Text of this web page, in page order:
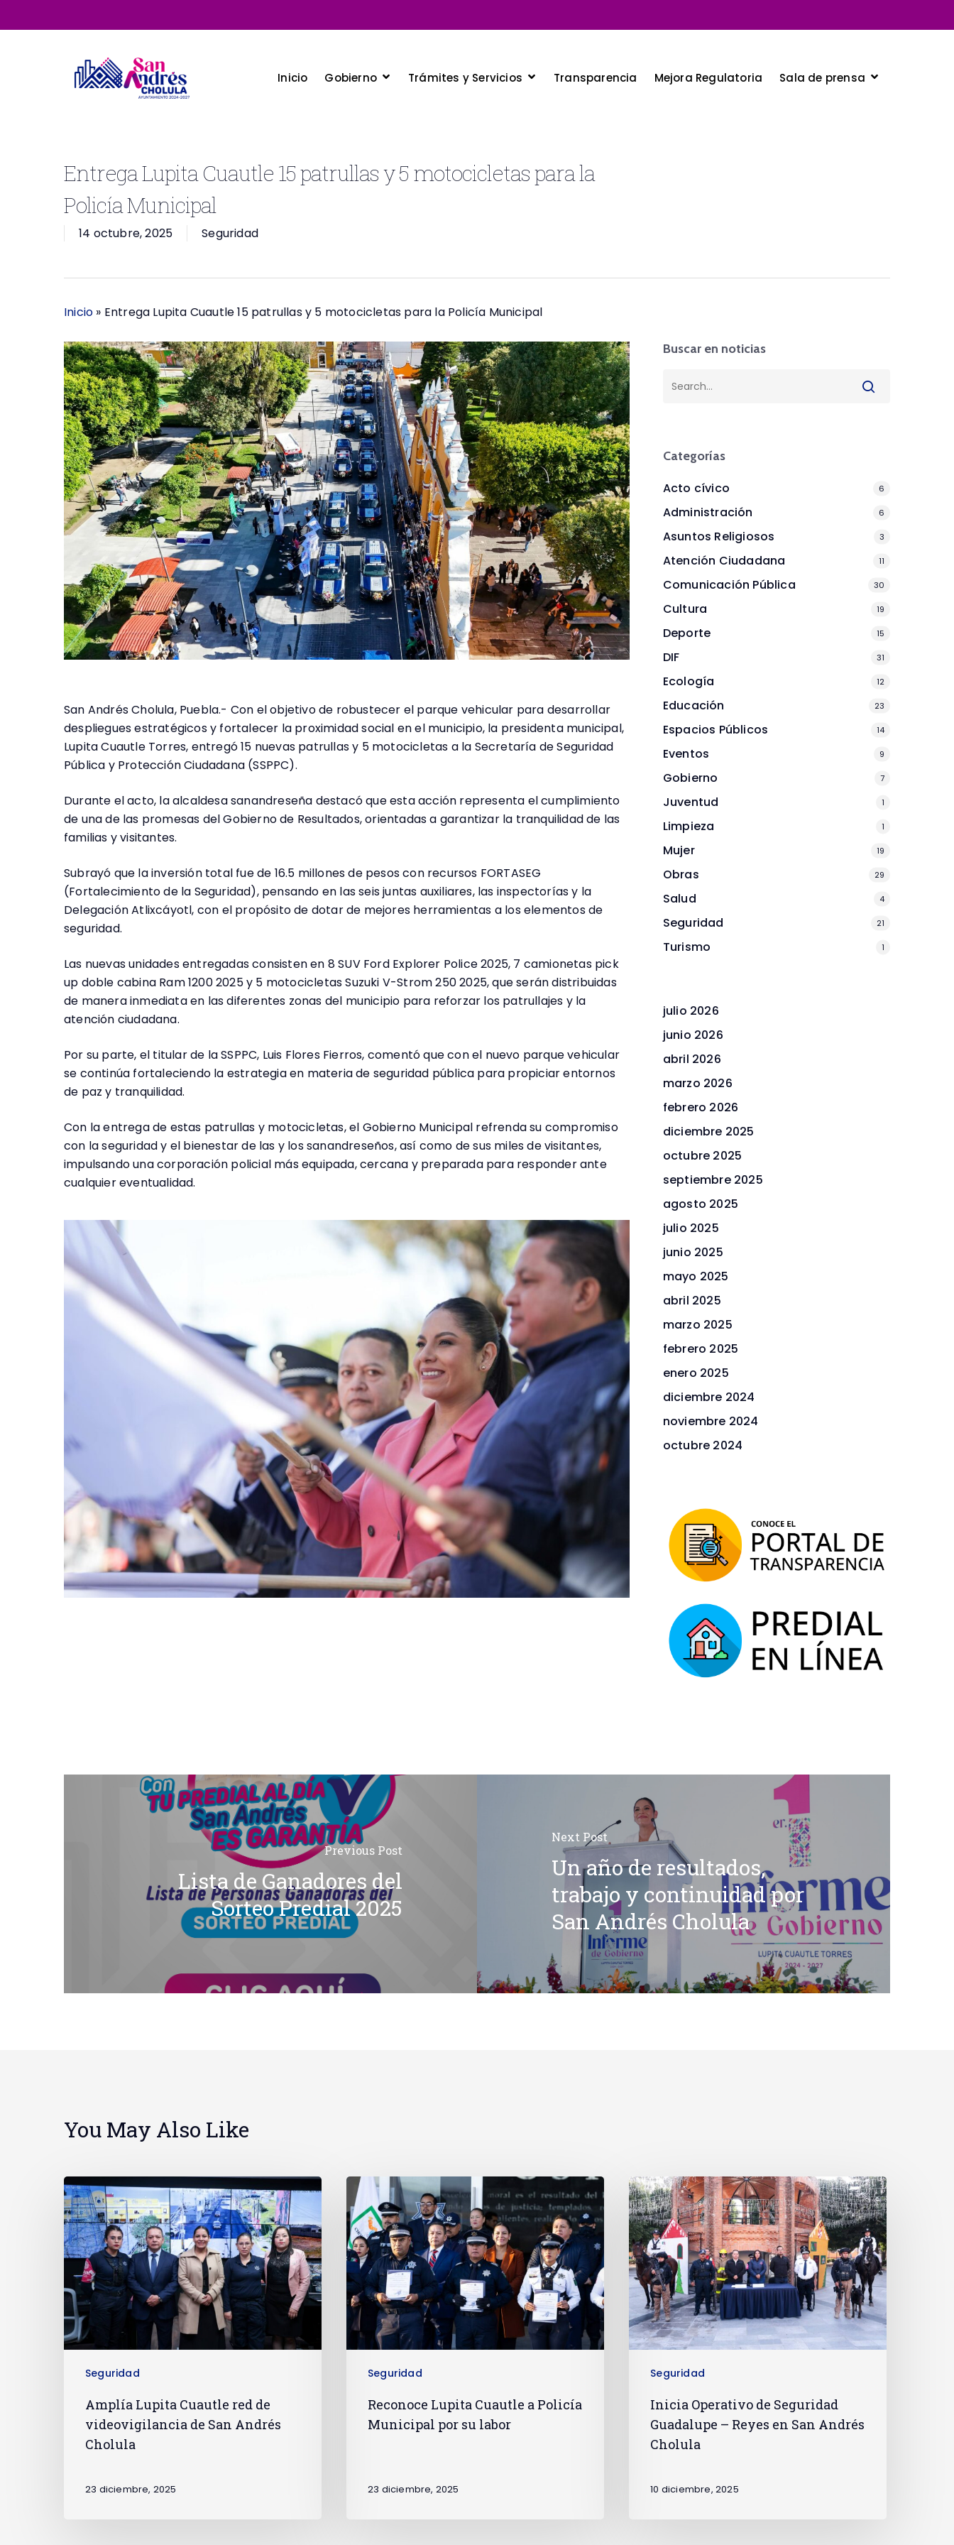
to
Inicio Gobierno Trámites y Servicios Transparencia Mejora Regulatoria Sala de prensa
Entrega Lupita Cuautle 15 patrullas y 5 motocicletas para la
Policía Municipal
14 octubre, 2025 Seguridad
Inicio » Entrega Lupita Cuautle 15 patrullas y 5 motocicletas para la Policía Municipal
San Andrés Cholula, Puebla.- Con el objetivo de robustecer el parque vehicular para desarrollar
despliegues estratégicos y fortalecer la proximidad social en el municipio, la presidenta municipal,
Lupita Cuautle Torres, entregó 15 nuevas patrullas y 5 motocicletas a la Secretaría de Seguridad
Pública y Protección Ciudadana (SSPPC).
Durante el acto, la alcaldesa sanandreseña destacó que esta acción representa el cumplimiento
de una de las promesas del Gobierno de Resultados, orientadas a garantizar la tranquilidad de las
familias y visitantes.
Subrayó que la inversión total fue de 16.5 millones de pesos con recursos FORTASEG
(Fortalecimiento de la Seguridad), pensando en las seis juntas auxiliares, las inspectorías y la
Delegación Atlixcáyotl, con el propósito de dotar de mejores herramientas a los elementos de
seguridad.
Las nuevas unidades entregadas consisten en 8 SUV Ford Explorer Police 2025, 7 camionetas pick
up doble cabina Ram 1200 2025 y 5 motocicletas Suzuki V-Strom 250 2025, que serán distribuidas
de manera inmediata en las diferentes zonas del municipio para reforzar los patrullajes y la
atención ciudadana.
Por su parte, el titular de la SSPPC, Luis Flores Fierros, comentó que con el nuevo parque vehicular
se continúa fortaleciendo la estrategia en materia de seguridad pública para propiciar entornos
de paz y tranquilidad.
Con la entrega de estas patrullas y motocicletas, el Gobierno Municipal refrenda su compromiso
con la seguridad y el bienestar de las y los sanandreseños, así como de sus miles de visitantes,
impulsando una corporación policial más equipada, cercana y preparada para responder ante
cualquier eventualidad.
Buscar en noticias
Categorías
Acto cívico 6
Administración 6
Asuntos Religiosos 3
Atención Ciudadana 11
Comunicación Pública 30
Cultura 19
Deporte 15
DIF 31
Ecología 12
Educación 23
Espacios Públicos 14
Eventos 9
Gobierno 7
Juventud 1
Limpieza 1
Mujer 19
Obras 29
Salud 4
Seguridad 21
Turismo 1
julio 2026
junio 2026
abril 2026
marzo 2026
febrero 2026
diciembre 2025
octubre 2025
septiembre 2025
agosto 2025
julio 2025
junio 2025
mayo 2025
abril 2025
marzo 2025
febrero 2025
enero 2025
diciembre 2024
noviembre 2024
octubre 2024
Previous Post
Lista de Ganadores del
Sorteo Predial 2025
Next Post
Un año de resultados,
trabajo y continuidad por
San Andrés Cholula
You May Also Like
Seguridad
Amplía Lupita Cuautle red de
videovigilancia de San Andrés
Cholula
23 diciembre, 2025
Seguridad
Reconoce Lupita Cuautle a Policía
Municipal por su labor
23 diciembre, 2025
Seguridad
Inicia Operativo de Seguridad
Guadalupe – Reyes en San Andrés
Cholula
10 diciembre, 2025